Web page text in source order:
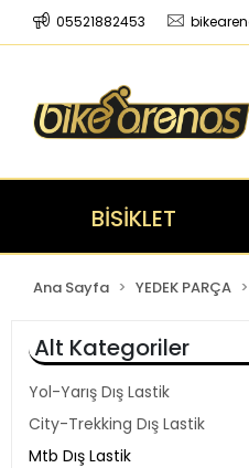
05521882453
BİSİKLET
Ana Sayfa YEDEK PARÇA
Alt Kategoriler
Yol-Yarış Dış Lastik
City-Trekking Dış Lastik
Mtb Dış Lastik